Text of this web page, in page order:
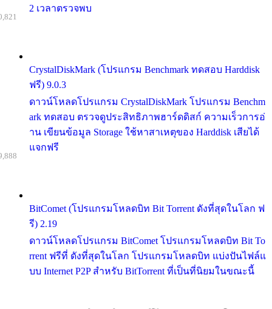
2 เวลาตรวจพบ
CrystalDiskMark (โปรแกรม Benchmark ทดสอบ Harddisk
ฟรี) 9.0.3
ดาวน์โหลดโปรแกรม CrystalDiskMark โปรแกรม Benchm
ark ทดสอบ ตรวจดูประสิทธิภาพฮาร์ดดิสก์ ความเร็วการอ่
าน เขียนข้อมูล Storage ใช้หาสาเหตุของ Harddisk เสียได้
แจกฟรี
BitComet (โปรแกรมโหลดบิท Bit Torrent ดังที่สุดในโลก ฟ
รี) 2.19
ดาวน์โหลดโปรแกรม BitComet โปรแกรมโหลดบิท Bit To
rrent ฟรีที่ ดังที่สุดในโลก โปรแกรมโหลดบิท แบ่งปันไฟล์แ
บบ Internet P2P สำหรับ BitTorrent ที่เป็นที่นิยมในขณะนี้